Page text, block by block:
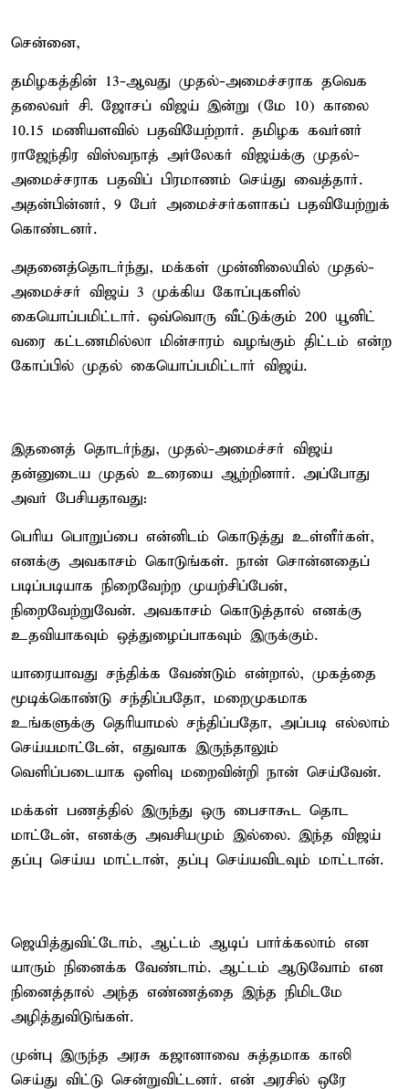
சென்னை,
தமிழகத்தின் 13-ஆவது முதல்-அமைச்சராக தவெக
தலைவர் சி. ஜோசப் விஜய் இன்று (மே 10) காலை
10.15 மணியளவில் பதவியேற்றார். தமிழக கவர்னர்
ராஜேந்திர விஸ்வநாத் அர்லேகர் விஜய்க்கு முதல்-
அமைச்சராக பதவிப் பிரமாணம் செய்து வைத்தார்.
அதன்பின்னர், 9 பேர் அமைச்சர்களாகப் பதவியேற்றுக்
கொண்டனர்.
அதனைத்தொடர்ந்து, மக்கள் முன்னிலையில் முதல்-
அமைச்சர் விஜய் 3 முக்கிய கோப்புகளில்
கையொப்பமிட்டார். ஒவ்வொரு வீட்டுக்கும் 200 யூனிட்
வரை கட்டணமில்லா மின்சாரம் வழங்கும் திட்டம் என்ற
கோப்பில் முதல் கையொப்பமிட்டார் விஜய்.
இதனைத் தொடர்ந்து, முதல்-அமைச்சர் விஜய்
தன்னுடைய முதல் உரையை ஆற்றினார். அப்போது
அவர் பேசியதாவது:
பெரிய பொறுப்பை என்னிடம் கொடுத்து உள்ளீர்கள்,
எனக்கு அவகாசம் கொடுங்கள். நான் சொன்னதைப்
படிப்படியாக நிறைவேற்ற முயற்சிப்பேன்,
நிறைவேற்றுவேன். அவகாசம் கொடுத்தால் எனக்கு
உதவியாகவும் ஒத்துழைப்பாகவும் இருக்கும்.
யாரையாவது சந்திக்க வேண்டும் என்றால், முகத்தை
மூடிக்கொண்டு சந்திப்பதோ, மறைமுகமாக
உங்களுக்கு தெரியாமல் சந்திப்பதோ, அப்படி எல்லாம்
செய்யமாட்டேன், எதுவாக இருந்தாலும்
வெளிப்படையாக ஒளிவு மறைவின்றி நான் செய்வேன்.
மக்கள் பணத்தில் இருந்து ஒரு பைசாகூட தொட
மாட்டேன், எனக்கு அவசியமும் இல்லை. இந்த விஜய்
தப்பு செய்ய மாட்டான், தப்பு செய்யவிடவும் மாட்டான்.
ஜெயித்துவிட்டோம், ஆட்டம் ஆடிப் பார்க்கலாம் என
யாரும் நினைக்க வேண்டாம். ஆட்டம் ஆடுவோம் என
நினைத்தால் அந்த எண்ணத்தை இந்த நிமிடமே
அழித்துவிடுங்கள்.
முன்பு இருந்த அரசு கஜானாவை சுத்தமாக காலி
செய்து விட்டு சென்றுவிட்டனர். என் அரசில் ஒரே